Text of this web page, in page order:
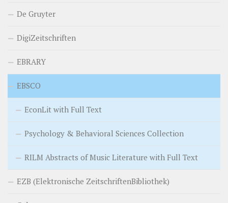
De Gruyter
DigiZeitschriften
EBRARY
EBSCO
EconLit with Full Text
Psychology & Behavioral Sciences Collection
RILM Abstracts of Music Literature with Full Text
EZB (Elektronische ZeitschriftenBibliothek)